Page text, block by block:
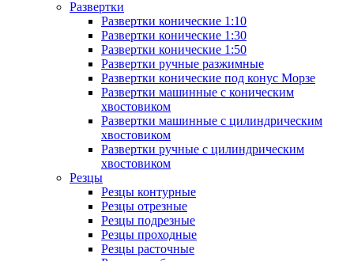
Развертки
Развертки конические 1:10
Развертки конические 1:30
Развертки конические 1:50
Развертки ручные разжимные
Развертки конические под конус Морзе
Развертки машинные с коническим
хвостовиком
Развертки машинные с цилиндрическим
хвостовиком
Развертки ручные с цилиндрическим
хвостовиком
Резцы
Резцы контурные
Резцы отрезные
Резцы подрезные
Резцы проходные
Резцы расточные